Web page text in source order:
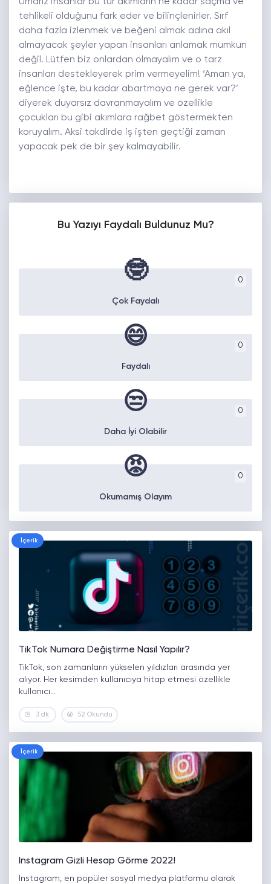
tehlikeli olduğunu fark eder ve bilinçlenirler. Sırf
daha fazla izlenmek ve beğeni almak adına akıl
almayacak şeyler yapan insanları anlamak mümkün
değil. Lütfen biz onlardan olmayalım ve o tarz
insanları destekleyerek prim vermeyelim! ‘Aman ya,
eğlence işte, bu kadar abartmaya ne gerek var?’
diyerek duyarsız davranmayalım ve özellikle
çocukları bu gibi akımlara rağbet göstermekten
koruyalım. Aksi takdirde iş işten geçtiği zaman
yapacak pek de bir şey kalmayabilir.
Bu Yazıyı Faydalı Buldunuz Mu?
0
🤓
Çok Faydalı
0
😄
Faydalı
0
😒
Daha İyi Olabilir
0
😡
Okumamış Olayım
İçerik
TikTok Numara Değiştirme Nasıl Yapılır?
TikTok, son zamanların yükselen yıldızları arasında yer
alıyor. Her kesimden kullanıcıya hitap etmesi özellikle
kullanıcı…
3 dk. 52 Okundu
İçerik
Instagram Gizli Hesap Görme 2022!
İnstagram, en popüler sosyal medya platformu olarak